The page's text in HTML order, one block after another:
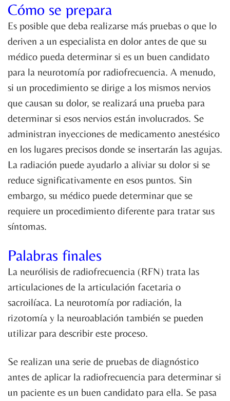
Cómo se prepara
Es posible que deba realizarse más pruebas o que lo
deriven a un especialista en dolor antes de que su
médico pueda determinar si es un buen candidato
para la neurotomía por radiofrecuencia. A menudo,
si un procedimiento se dirige a los mismos nervios
que causan su dolor, se realizará una prueba para
determinar si esos nervios están involucrados. Se
administran inyecciones de medicamento anestésico
en los lugares precisos donde se insertarán las agujas.
La radiación puede ayudarlo a aliviar su dolor si se
reduce significativamente en esos puntos. Sin
embargo, su médico puede determinar que se
requiere un procedimiento diferente para tratar sus
síntomas.
Palabras finales
La neurólisis de radiofrecuencia (RFN) trata las
articulaciones de la articulación facetaria o
sacroilíaca. La neurotomía por radiación, la
rizotomía y la neuroablación también se pueden
utilizar para describir este proceso.
Se realizan una serie de pruebas de diagnóstico
antes de aplicar la radiofrecuencia para determinar si
un paciente es un buen candidato para ella. Se pasa